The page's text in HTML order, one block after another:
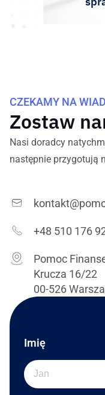
CZEKAMY NA
Zostaw
Nasi doradcy
następnie przygotują
+48 510 176
Pomoc
Krucza 16/22
00-526
Imię